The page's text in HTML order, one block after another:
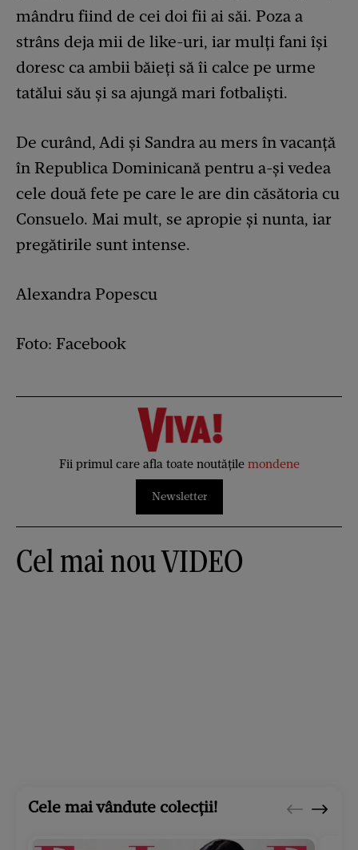
mândru fiind de cei doi fii ai săi. Poza a
strâns deja mii de like-uri, iar mulți fani își
doresc ca ambii băieți să îi calce pe urme
tatălui său și sa ajungă mari fotbaliști.
De curând, Adi și Sandra au mers în vacanță
în Republica Dominicană pentru a-și vedea
cele două fete pe care le are din căsătoria cu
Consuelo. Mai mult, se apropie și nunta, iar
pregătirile sunt intense.
Alexandra Popescu
Foto: Facebook
Fii primul care afla toate noutățile mondene
Newsletter
Cel mai nou VIDEO
Cele mai vândute colecții!